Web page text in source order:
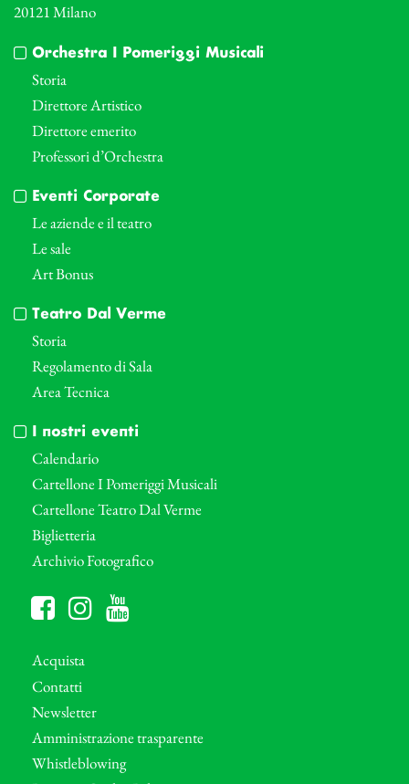
20121 Milano
Orchestra I Pomeriggi Musicali
Storia
Direttore Artistico
Direttore emerito
Professori d’Orchestra
Eventi Corporate
Le aziende e il teatro
Le sale
Art Bonus
Teatro Dal Verme
Storia
Regolamento di Sala
Area Tecnica
I nostri eventi
Calendario
Cartellone I Pomeriggi Musicali
Cartellone Teatro Dal Verme
Biglietteria
Archivio Fotografico
Acquista
Contatti
Newsletter
Amministrazione trasparente
Whistleblowing